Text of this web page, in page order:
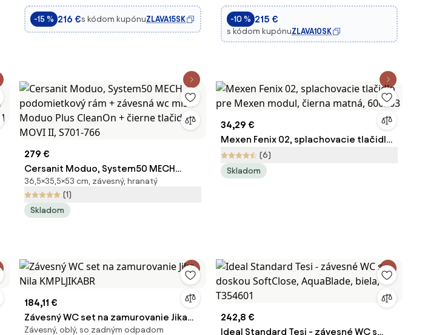
-15 % 216 €s kódom kupónuZLAVA15SK -10 % 215 €
s kódom kupónuZLAVA10SK
279 €
Cersanit Moduo, System50 MECH
podomietkový rám + závesná wc misa
Moduo Plus CleanOn + čierne tlačidlo
MOVI II, S701-766
36,5×35,5×53 cm, závesný, hranatý
(1)
Skladom
34,29 €
Mexen Fenix 02, splachovacie tlačidlo
pre Mexen modul, čierna matná,
600203
(6)
Skladom
184,11 €
Závesný WC set na zamurovanie Jika
Nila KMPLJIKABR
Závesný, oblý, so zadným odpadom
242,8 €
Ideal Standard Tesi - závesné WC s